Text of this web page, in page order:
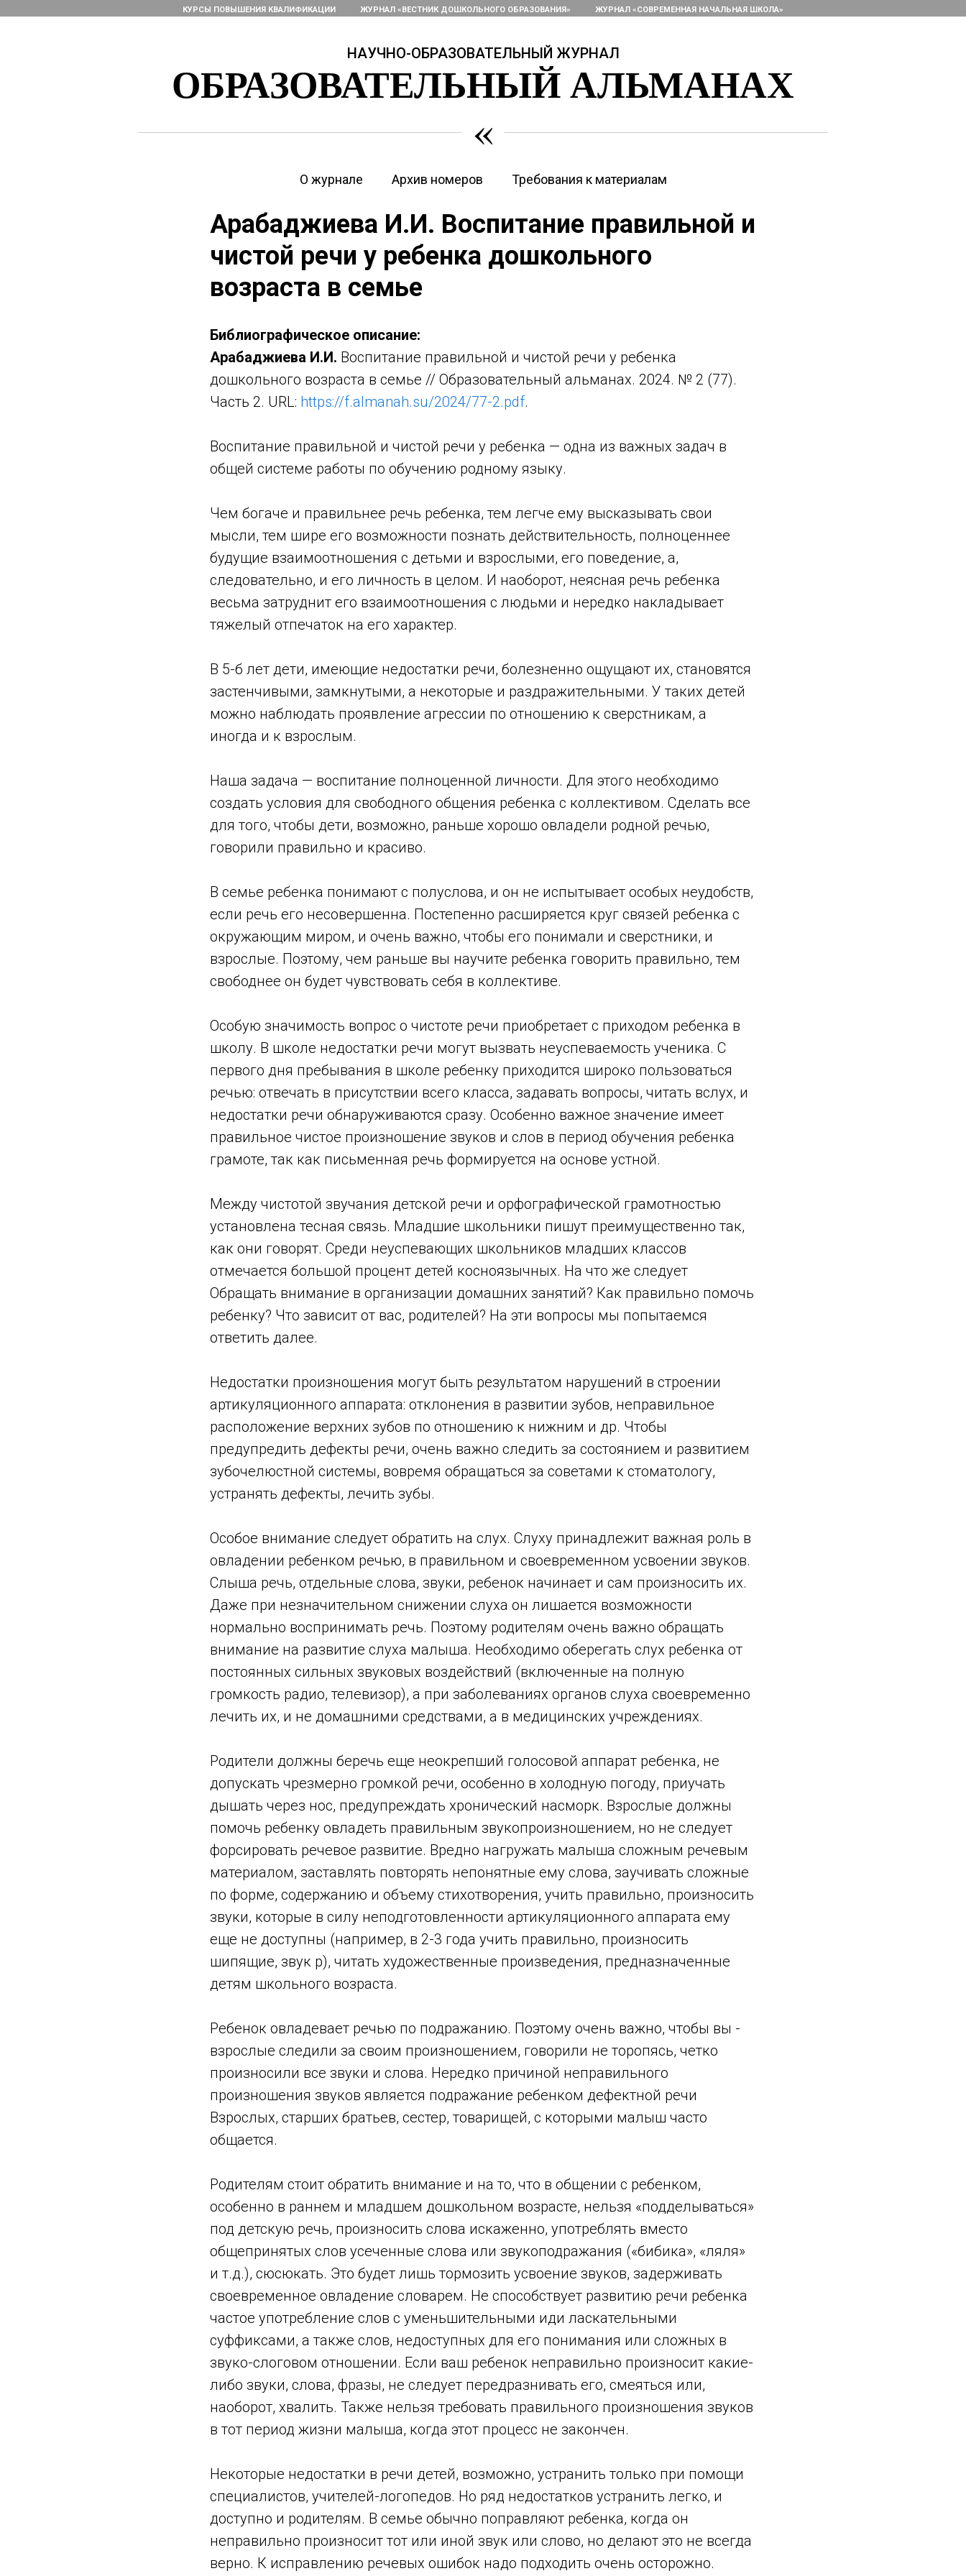
КУРСЫ ПОВЫШЕНИЯ КВАЛИФИКАЦИИ ЖУРНАЛ «ВЕСТНИК ДОШКОЛЬНОГО ОБРАЗОВАНИЯ» ЖУРНАЛ «СОВРЕМЕННАЯ НАЧАЛЬНАЯ ШКОЛА»
НАУЧНО-ОБРАЗОВАТЕЛЬНЫЙ ЖУРНАЛ
ОБРАЗОВАТЕЛЬНЫЙ АЛЬМАНАХ
«
О журнале Архив номеров Требования к материалам
Арабаджиева И.И. Воспитание правильной и
чистой речи у ребенка дошкольного
возраста в семье
Библиографическое описание:
Арабаджиева И.И. Воспитание правильной и чистой речи у ребенка
дошкольного возраста в семье // Образовательный альманах. 2024. № 2 (77).
Часть 2. URL: https://f.almanah.su/2024/77-2.pdf.
Воспитание правильной и чистой речи у ребенка — одна из важных задач в
общей системе работы по обучению родному языку.
Чем богаче и правильнее речь ребенка, тем легче ему высказывать свои
мысли, тем шире его возможности познать действительность, полноценнее
будущие взаимоотношения с детьми и взрослыми, его поведение, а,
следовательно, и его личность в целом. И наоборот, неясная речь ребенка
весьма затруднит его взаимоотношения с людьми и нередко накладывает
тяжелый отпечаток на его характер.
В 5-б лет дети, имеющие недостатки речи, болезненно ощущают их, становятся
застенчивыми, замкнутыми, а некоторые и раздражительными. У таких детей
можно наблюдать проявление агрессии по отношению к сверстникам, а
иногда и к взрослым.
Наша задача — воспитание полноценной личности. Для этого необходимо
создать условия для свободного общения ребенка с коллективом. Сделать все
для того, чтобы дети, возможно, раньше хорошо овладели родной речью,
говорили правильно и красиво.
В семье ребенка понимают с полуслова, и он не испытывает особых неудобств,
если речь его несовершенна. Постепенно расширяется круг связей ребенка с
окружающим миром, и очень важно, чтобы его понимали и сверстники, и
взрослые. Поэтому, чем раньше вы научите ребенка говорить правильно, тем
свободнее он будет чувствовать себя в коллективе.
Особую значимость вопрос о чистоте речи приобретает с приходом ребенка в
школу. В школе недостатки речи могут вызвать неуспеваемость ученика. С
первого дня пребывания в школе ребенку приходится широко пользоваться
речью: отвечать в присутствии всего класса, задавать вопросы, читать вслух, и
недостатки речи обнаруживаются сразу. Особенно важное значение имеет
правильное чистое произношение звуков и слов в период обучения ребенка
грамоте, так как письменная речь формируется на основе устной.
Между чистотой звучания детской речи и орфографической грамотностью
установлена тесная связь. Младшие школьники пишут преимущественно так,
как они говорят. Среди неуспевающих школьников младших классов
отмечается большой процент детей косноязычных. На что же следует
Обращать внимание в организации домашних занятий? Как правильно помочь
ребенку? Что зависит от вас, родителей? На эти вопросы мы попытаемся
ответить далее.
Недостатки произношения могут быть результатом нарушений в строении
артикуляционного аппарата: отклонения в развитии зубов, неправильное
расположение верхних зубов по отношению к нижним и др. Чтобы
предупредить дефекты речи, очень важно следить за состоянием и развитием
зубочелюстной системы, вовремя обращаться за советами к стоматологу,
устранять дефекты, лечить зубы.
Особое внимание следует обратить на слух. Слуху принадлежит важная роль в
овладении ребенком речью, в правильном и своевременном усвоении звуков.
Слыша речь, отдельные слова, звуки, ребенок начинает и сам произносить их.
Даже при незначительном снижении слуха он лишается возможности
нормально воспринимать речь. Поэтому родителям очень важно обращать
внимание на развитие слуха малыша. Необходимо оберегать слух ребенка от
постоянных сильных звуковых воздействий (включенные на полную
громкость радио, телевизор), а при заболеваниях органов слуха своевременно
лечить их, и не домашними средствами, а в медицинских учреждениях.
Родители должны беречь еще неокрепший голосовой аппарат ребенка, не
допускать чрезмерно громкой речи, особенно в холодную погоду, приучать
дышать через нос, предупреждать хронический насморк. Взрослые должны
помочь ребенку овладеть правильным звукопроизношением, но не следует
форсировать речевое развитие. Вредно нагружать малыша сложным речевым
материалом, заставлять повторять непонятные ему слова, заучивать сложные
по форме, содержанию и объему стихотворения, учить правильно, произносить
звуки, которые в силу неподготовленности артикуляционного аппарата ему
еще не доступны (например, в 2-3 года учить правильно, произносить
шипящие, звук р), читать художественные произведения, предназначенные
детям школьного возраста.
Ребенок овладевает речью по подражанию. Поэтому очень важно, чтобы вы -
взрослые следили за своим произношением, говорили не торопясь, четко
произносили все звуки и слова. Нередко причиной неправильного
произношения звуков является подражание ребенком дефектной речи
Взрослых, старших братьев, сестер, товарищей, с которыми малыш часто
общается.
Родителям стоит обратить внимание и на то, что в общении с ребенком,
особенно в раннем и младшем дошкольном возрасте, нельзя «подделываться»
под детскую речь, произносить слова искаженно, употреблять вместо
общепринятых слов усеченные слова или звукоподражания («бибика», «ляля»
и т.д.), сюсюкать. Это будет лишь тормозить усвоение звуков, задерживать
своевременное овладение словарем. Не способствует развитию речи ребенка
частое употребление слов с уменьшительными иди ласкательными
суффиксами, а также слов, недоступных для его понимания или сложных в
звуко-слоговом отношении. Если ваш ребенок неправильно произносит какие-
либо звуки, слова, фразы, не следует передразнивать его, смеяться или,
наоборот, хвалить. Также нельзя требовать правильного произношения звуков
в тот период жизни малыша, когда этот процесс не закончен.
Некоторые недостатки в речи детей, возможно, устранить только при помощи
специалистов, учителей-логопедов. Но ряд недостатков устранить легко, и
доступно и родителям. В семье обычно поправляют ребенка, когда он
неправильно произносит тот или иной звук или слово, но делают это не всегда
верно. К исправлению речевых ошибок надо подходить очень осторожно.